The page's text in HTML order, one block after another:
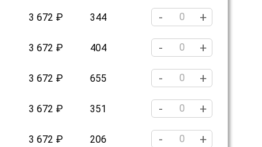
3 672 ₽ 344 - +
3 672 ₽ 404 - +
3 672 ₽ 655 - +
3 672 ₽ 351 - +
3 672 ₽ 206 - +